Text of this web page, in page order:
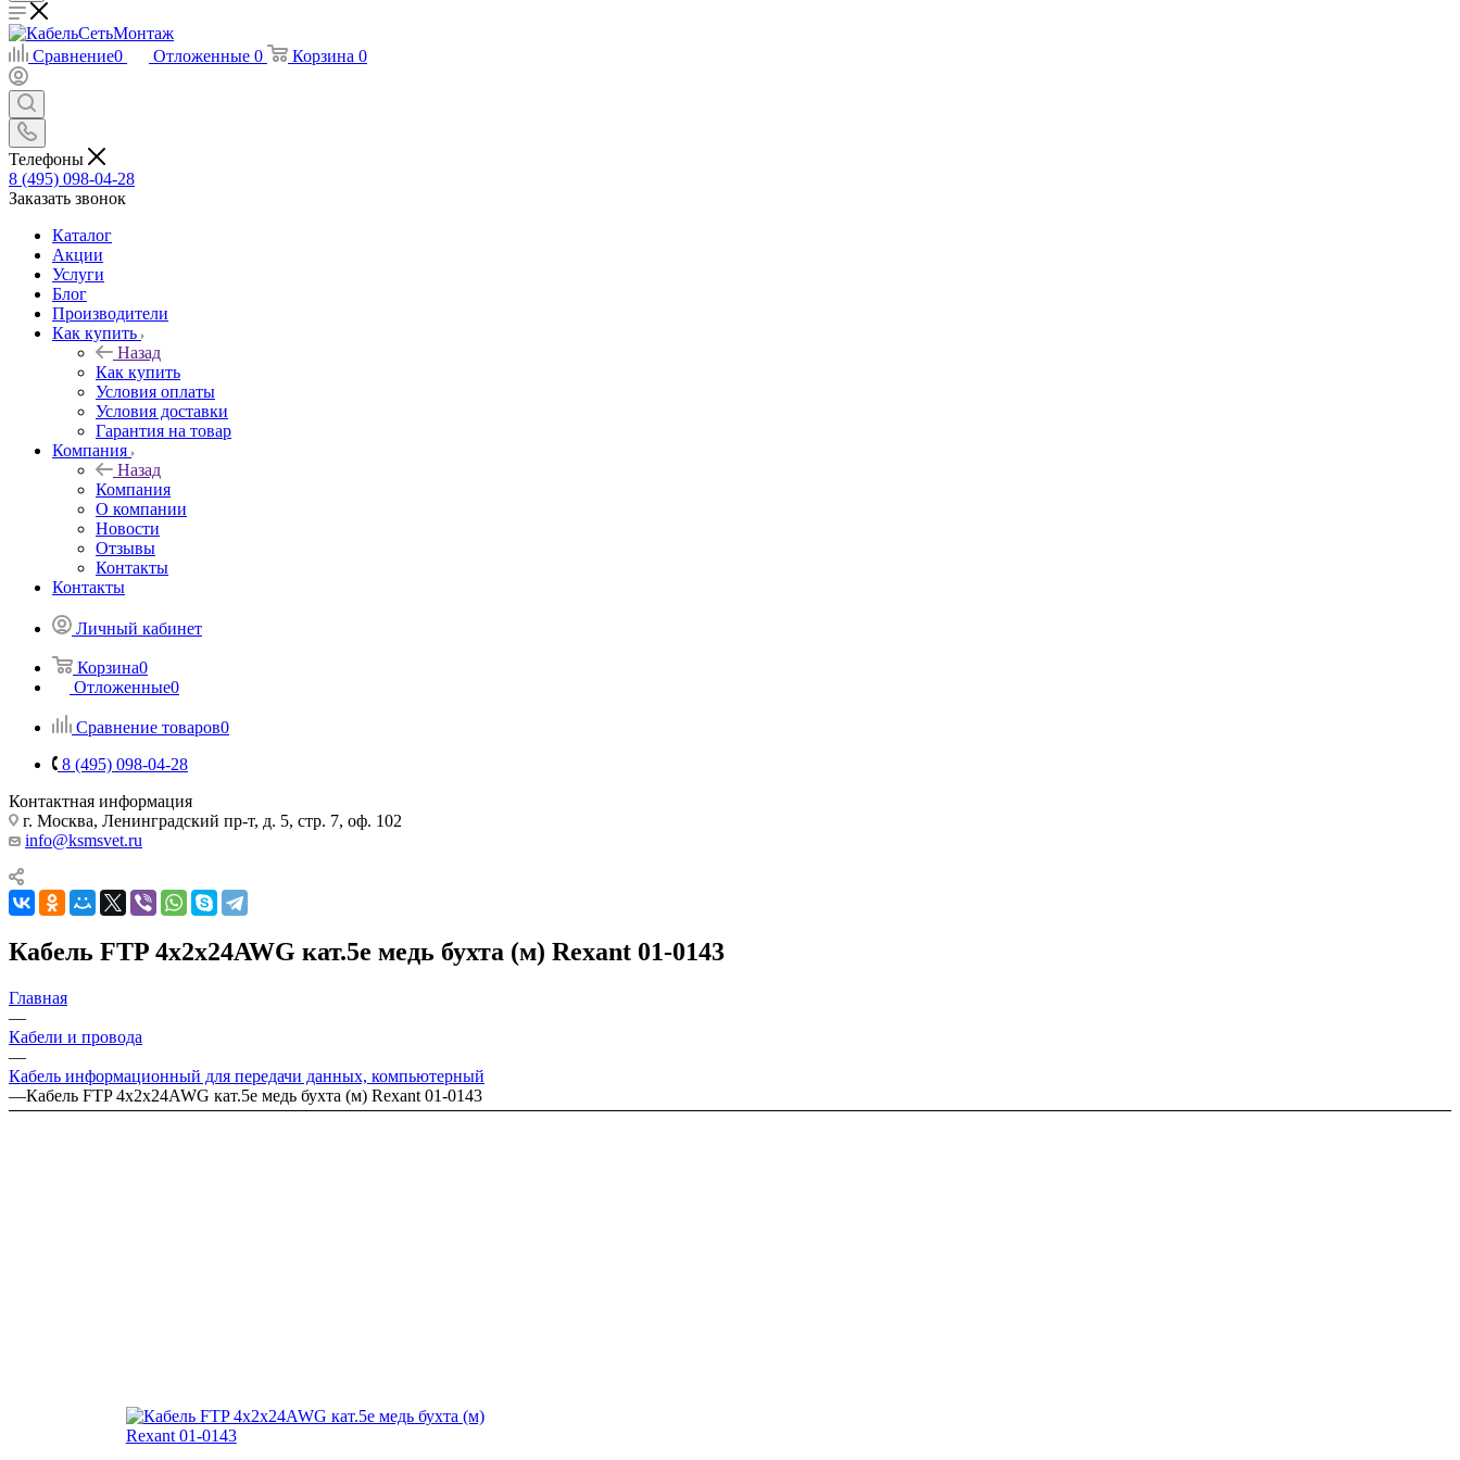
Сравнение0 Отложенные 0 Корзина 0
Телефоны
8 (495) 098-04-28
Заказать звонок
Каталог
Акции
Услуги
Блог
Производители
Как купить
Назад
Как купить
Условия оплаты
Условия доставки
Гарантия на товар
Компания
Назад
Компания
О компании
Новости
Отзывы
Контакты
Контакты
Личный кабинет
Корзина0
Отложенные0
Сравнение товаров0
8 (495) 098-04-28
Контактная информация
г. Москва, Ленинградский пр-т, д. 5, стр. 7, оф. 102
info@ksmsvet.ru
Кабель FTP 4х2х24AWG кат.5е медь бухта (м) Rexant 01-0143
Главная
—
Кабели и провода
—
Кабель информационный для передачи данных, компьютерный
—Кабель FTP 4х2х24AWG кат.5е медь бухта (м) Rexant 01-0143